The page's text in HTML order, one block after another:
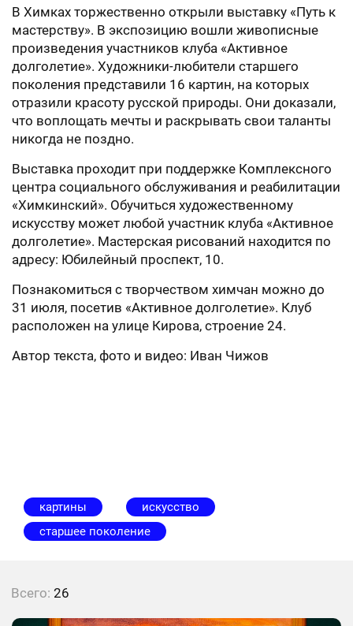
В Химках торжественно открыли выставку «Путь к
мастерству». В экспозицию вошли живописные
произведения участников клуба «Активное
долголетие». Художники-любители старшего
поколения представили 16 картин, на которых
отразили красоту русской природы. Они доказали,
что воплощать мечты и раскрывать свои таланты
никогда не поздно.
Выставка проходит при поддержке Комплексного
центра социального обслуживания и реабилитации
«Химкинский». Обучиться художественному
искусству может любой участник клуба «Активное
долголетие». Мастерская рисований находится по
адресу: Юбилейный проспект, 10.
Познакомиться с творчеством химчан можно до
31 июля, посетив «Активное долголетие». Клуб
расположен на улице Кирова, строение 24.
Автор текста, фото и видео: Иван Чижов
картины
искусство
старшее поколение
Всего: 26